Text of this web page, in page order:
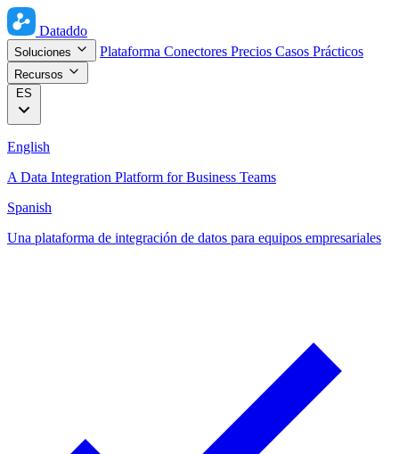
Dataddo
Soluciones Plataforma Conectores Precios Casos Prácticos
Recursos
ES
English
A Data Integration Platform for Business Teams
Spanish
Una plataforma de integración de datos para equipos empresariales